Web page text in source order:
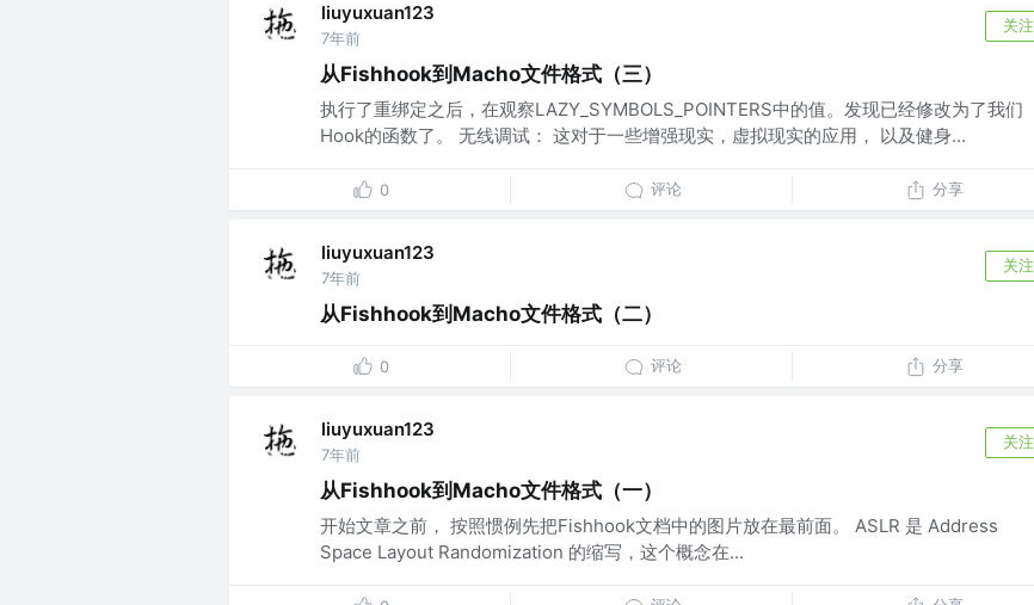
liuyuxuan123
7年前
关注
从Fishhook到Macho文件格式（三）
执行了重绑定之后，在观察LAZY_SYMBOLS_POINTERS中的值。发现已经修改为了我们
Hook的函数了。 无线调试： 这对于一些增强现实，虚拟现实的应用， 以及健身...
0 评论 分享
liuyuxuan123
7年前
关注
从Fishhook到Macho文件格式（二）
0 评论 分享
liuyuxuan123
7年前
关注
从Fishhook到Macho文件格式（一）
开始文章之前， 按照惯例先把Fishhook文档中的图片放在最前面。 ASLR 是 Address
Space Layout Randomization 的缩写，这个概念在...